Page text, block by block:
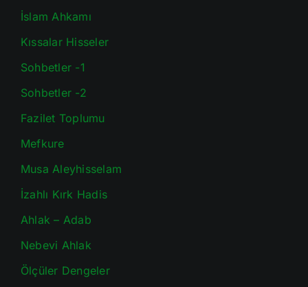
İslam Ahkamı
Kıssalar Hisseler
Sohbetler -1
Sohbetler -2
Fazilet Toplumu
Mefkure
Musa Aleyhisselam
İzahlı Kırk Hadis
Ahlak – Adab
Nebevi Ahlak
Ölçüler Dengeler